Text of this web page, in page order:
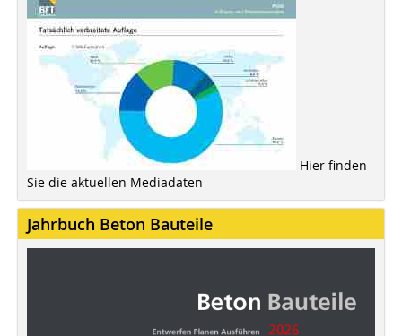
Hier finden
Sie die aktuellen Mediadaten
Jahrbuch Beton Bauteile